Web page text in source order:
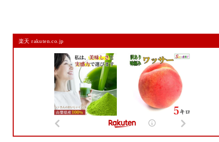
メールアドレスは公開されません。
また、コメント欄には、必ず日本語を含めてください（スパム対策）。
楽天 rakuten.co.jp